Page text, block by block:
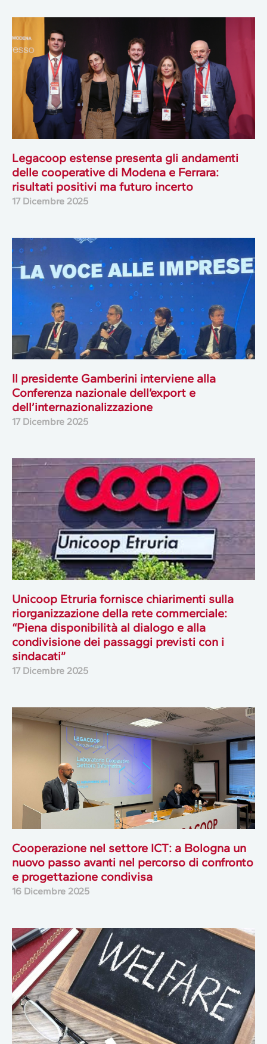
Legacoop estense presenta gli andamenti
delle cooperative di Modena e Ferrara:
risultati positivi ma futuro incerto
17 Dicembre 2025
Il presidente Gamberini interviene alla
Conferenza nazionale dell’export e
dell’internazionalizzazione
17 Dicembre 2025
Unicoop Etruria fornisce chiarimenti sulla
riorganizzazione della rete commerciale:
“Piena disponibilità al dialogo e alla
condivisione dei passaggi previsti con i
sindacati”
17 Dicembre 2025
Cooperazione nel settore ICT: a Bologna un
nuovo passo avanti nel percorso di confronto
e progettazione condivisa
16 Dicembre 2025